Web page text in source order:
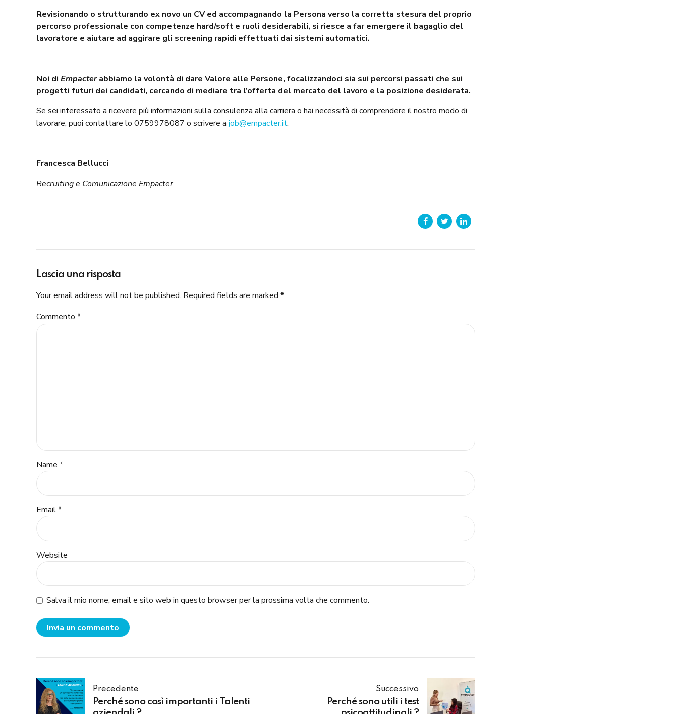
Revisionando o strutturando ex novo un CV ed accompagnando la Persona verso la corretta stesura del proprio
percorso professionale con competenze hard/soft e ruoli desiderabili, si riesce a far emergere il bagaglio del
lavoratore e aiutare ad aggirare gli screening rapidi effettuati dai sistemi automatici.
Noi di Empacterabbiamo la volontà di dare Valore alle Persone, focalizzandoci sia sui percorsi passati che sui
progetti futuri dei candidati, cercando di mediare tra l’offerta del mercato del lavoro e la posizione desiderata.
Se sei interessato a ricevere più informazioni sulla consulenza alla carriera o hai necessità di comprendere il nostro modo di
lavorare, puoi contattare lo 0759978087 o scrivere a job@empacter.it.
Francesca Bellucci
Recruiting e Comunicazione Empacter
Lascia una risposta
Your email address will not be published. Required fields are marked *
Commento *
Name *
Email *
Website
Salva il mio nome, email e sito web in questo browser per la prossima volta che commento.
Invia un commento
Precedente
Perché sono così importanti i Talenti
Successivo
Perché sono utili i test